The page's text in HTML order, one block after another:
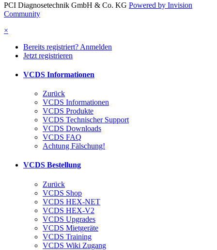
PCI Diagnosetechnik GmbH & Co. KG Powered by Invision
Community
×
Bereits registriert? Anmelden
Jetzt registrieren
VCDS Informationen
Zurück
VCDS Informationen
VCDS Produkte
VCDS Technischer Support
VCDS Downloads
VCDS FAQ
Achtung Fälschung!
VCDS Bestellung
Zurück
VCDS Shop
VCDS HEX-NET
VCDS HEX-V2
VCDS Upgrades
VCDS Mietgeräte
VCDS Training
VCDS Wiki Zugang